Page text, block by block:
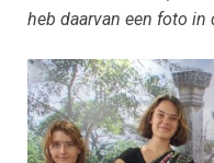
heb daarvan een foto in